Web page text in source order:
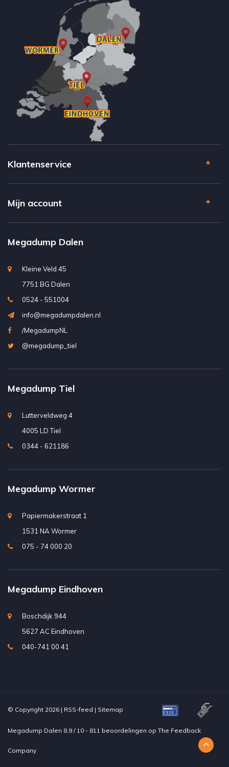
Klantenservice
Mijn account
Megadump Dalen
Kleine Veld 45
7751 BG Dalen
0524 - 551004
info@megadumpdalen.nl
/MegadumpNL
@megadump_tiel
Megadump Tiel
Lutterveldweg 4
4005 LD Tiel
0344 - 621186
Megadump Wormer
Papiermakerstraat 1
1531 NA Wormer
075 - 74 000 20
Megadump Eindhoven
Boschdijk 944
5627 AC Eindhoven
040-741 00 41
© Copyright 2026 | RSS-feed | Sitemap
Megadump Dalen 8,9 / 10 - 811 beoordelingen op The Feedback
Company